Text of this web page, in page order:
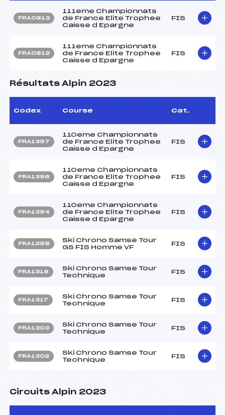
FRA0813
111eme Championnats
de France Elite Trophee
Caisse d Epargne
FIS
FRA0812
111eme Championnats
de France Elite Trophee
Caisse d Epargne
FIS
Résultats Alpin 2023
Codex Course Cat.
FRA1397
110eme Championnats
de France Elite Trophee
Caisse d Epargne
FIS
FRA1396
110eme Championnats
de France Elite Trophee
Caisse d Epargne
FIS
FRA1394
110eme Championnats
de France Elite Trophee
Caisse d Epargne
FIS
FRA1298
Ski Chrono Samse Tour
GS FIS Homme VF
FIS
FRA1318
Ski Chrono Samse Tour
Technique
FIS
FRA1317
Ski Chrono Samse Tour
Technique
FIS
FRA1303
Ski Chrono Samse Tour
Technique
FIS
FRA1302
Ski Chrono Samse Tour
Technique
FIS
Circuits Alpin 2023